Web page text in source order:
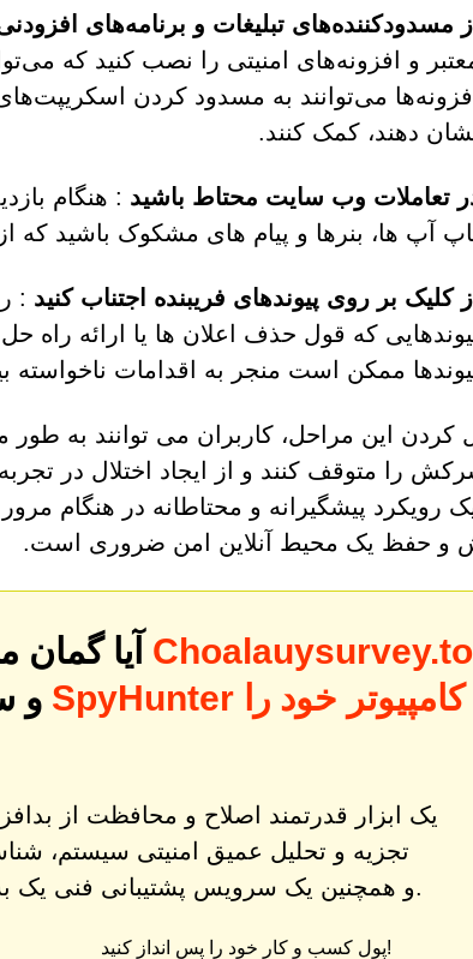
از مسدودکننده‌های تبلیغات و برنامه‌های
و افزونه‌های امنیتی را نصب کنید که
افزونه‌ها می‌توانند به مسدود کردن
دهند، کمک کنند.
تعاملات وب سایت محتاط باشید : هنگام
آپ ها، بنرها و پیام های مشکوک باشید که
از کلیک بر روی پیوندهای فریبنده اجتناب کنید :
که قول حذف اعلان ها یا ارائه راه
ممکن است منجر به اقدامات ناخواسته
کردن این مراحل، کاربران می توانند به
را متوقف کنند و از ایجاد اختلال در
رویکرد پیشگیرانه و محتاطانه در هنگام
حفظ یک محیط آنلاین امن ضروری است.
و
تجزیه و تحلیل عمیق امنیتی سیستم،
و همچنین یک سرویس پشتیبانی فنی یک به یک طراحی شده است.
پول کسب و کار خود را پس انداز کنید!